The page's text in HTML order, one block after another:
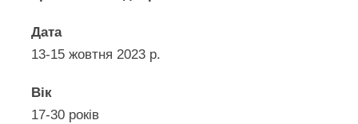
Дата
13-15 жовтня 2023 р.
Вік
17-30 років